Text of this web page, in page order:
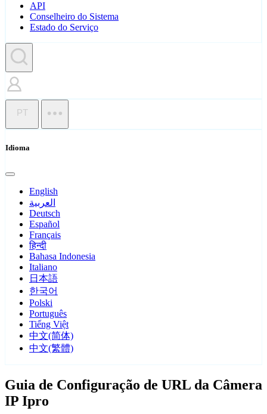
API
Conselheiro do Sistema
Estado do Serviço
PT
Idioma
English
العربية
Deutsch
Español
Français
हिन्दी
Bahasa Indonesia
Italiano
日本語
한국어
Polski
Português
Tiếng Việt
中文(简体)
中文(繁體)
Guia de Configuração de URL da Câmera
IP Ipro